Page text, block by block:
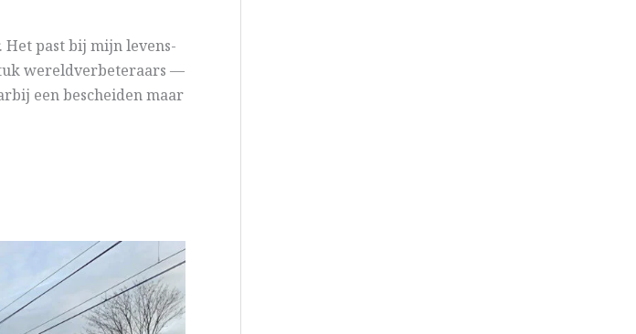
Het past bij mijn levens-
wereldverbeteraars —
een bescheiden maar